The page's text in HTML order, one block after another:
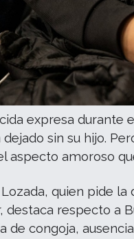
expresa durante
dejado sin su hijo.
aspecto amoroso
Lozada, quien pide
destaca respecto a
de congoja,